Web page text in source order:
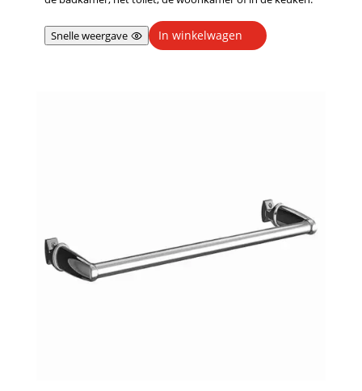
Snelle weergave In winkelwagen